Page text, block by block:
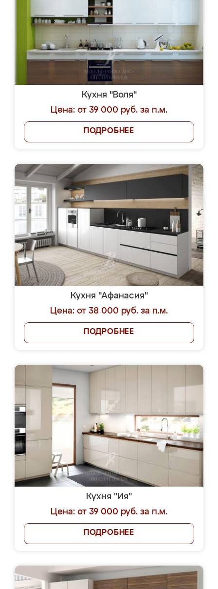
Кухня "Воля"
Цена: от 39 000 руб. за п.м.
ПОДРОБНЕЕ
Кухня "Афанасия"
Цена: от 38 000 руб. за п.м.
ПОДРОБНЕЕ
Кухня "Ия"
Цена: от 39 000 руб. за п.м.
ПОДРОБНЕЕ